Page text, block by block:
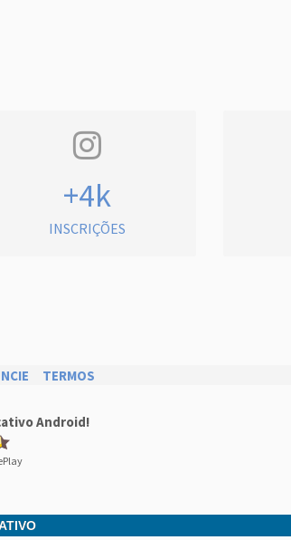
+4k
INSCRIÇÕES
TERMOS
Android!